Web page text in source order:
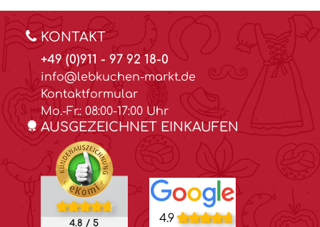
KONTAKT
+49 (0)911 - 97 92 18-0
info@lebkuchen-markt.de
Kontaktformular
Mo.-Fr.: 08:00-17:00 Uhr
AUSGEZEICHNET EINKAUFEN
4.8 / 5 4.9